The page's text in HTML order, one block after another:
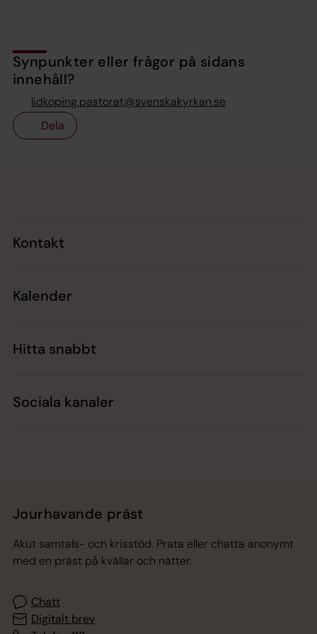
Synpunkter eller frågor på sidans
innehåll?
lidkoping.pastorat@svenskakyrkan.se
Dela
Kontakt
Kalender
Hitta snabbt
Sociala kanaler
Jourhavande präst
Akut samtals- och krisstöd. Prata eller chatta anonymt
med en präst på kvällar och nätter.
Chatt
Digitalt brev